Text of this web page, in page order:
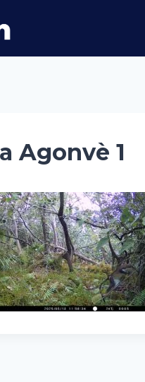
Agonvè 1